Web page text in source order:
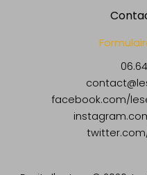
facebook.com/